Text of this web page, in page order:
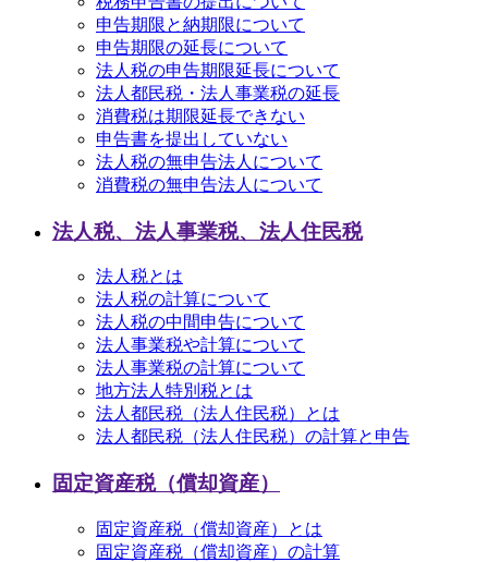
申告期限と納期限について
申告期限の延長について
法人税の申告期限延長について
法人都民税・法人事業税の延長
消費税は期限延長できない
申告書を提出していない
法人税の無申告法人について
消費税の無申告法人について
法人税、法人事業税、法人住民税
法人税とは
法人税の計算について
法人税の中間申告について
法人事業税や計算について
法人事業税の計算について
地方法人特別税とは
法人都民税（法人住民税）とは
法人都民税（法人住民税）の計算と申告
固定資産税（償却資産）
固定資産税（償却資産）とは
固定資産税（償却資産）の計算